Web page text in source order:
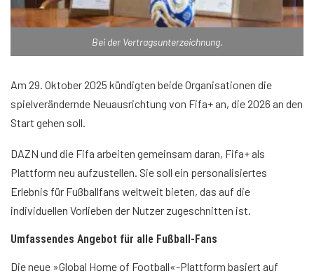
Bei der Vertragsunterzeichnung.
Am 29. Oktober 2025 kündigten beide Organisationen die
spielverändernde Neuausrichtung von Fifa+ an, die 2026 an den
Start gehen soll.
DAZN und die Fifa arbeiten gemeinsam daran, Fifa+ als
Plattform neu aufzustellen. Sie soll ein personalisiertes
Erlebnis für Fußballfans weltweit bieten, das auf die
individuellen Vorlieben der Nutzer zugeschnitten ist.
Umfassendes Angebot für alle Fußball-Fans
Die neue »Global Home of Football«-Plattform basiert auf